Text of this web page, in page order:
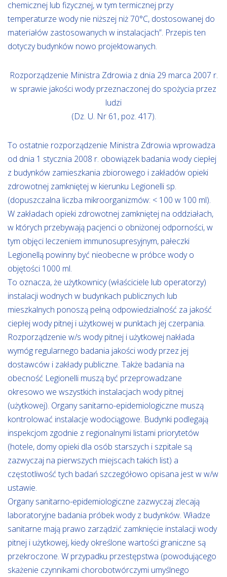
chemicznej lub fizycznej, w tym termicznej przy
temperaturze wody nie niższej niż 70°C, dostosowanej do
materiałów zastosowanych w instalacjach”. Przepis ten
dotyczy budynków nowo projektowanych.
Rozporządzenie Ministra Zdrowia z dnia 29 marca 2007 r.
w sprawie jakości wody przeznaczonej do spożycia przez
ludzi
(Dz. U. Nr 61, poz. 417).
To ostatnie rozporządzenie Ministra Zdrowia wprowadza
od dnia 1 stycznia 2008 r. obowiązek badania wody ciepłej
z budynków zamieszkania zbiorowego i zakładów opieki
zdrowotnej zamkniętej w kierunku Legionelli sp.
(dopuszczalna liczba mikroorganizmów: < 100 w 100 ml).
W zakładach opieki zdrowotnej zamkniętej na oddziałach,
w których przebywają pacjenci o obniżonej odporności, w
tym objęci leczeniem immunosupresyjnym, pałeczki
Legionellą powinny być nieobecne w próbce wody o
objętości 1000 ml.
To oznacza, że użytkownicy (właściciele lub operatorzy)
instalacji wodnych w budynkach publicznych lub
mieszkalnych ponoszą pełną odpowiedzialność za jakość
ciepłej wody pitnej i użytkowej w punktach jej czerpania.
Rozporządzenie w/s wody pitnej i użytkowej nakłada
wymóg regularnego badania jakości wody przez jej
dostawców i zakłady publiczne. Także badania na
obecność Legionelli muszą być przeprowadzane
okresowo we wszystkich instalacjach wody pitnej
(użytkowej). Organy sanitarno-epidemiologiczne muszą
kontrolować instalacje wodociągowe. Budynki podlegają
inspekcjom zgodnie z regionalnymi listami priorytetów
(hotele, domy opieki dla osób starszych i szpitale są
zazwyczaj na pierwszych miejscach takich list) a
częstotliwość tych badań szczegółowo opisana jest w w/w
ustawie.
Organy sanitarno-epidemiologiczne zazwyczaj zlecają
laboratoryjne badania próbek wody z budynków. Władze
sanitarne mają prawo zarządzić zamknięcie instalacji wody
pitnej i użytkowej, kiedy określone wartości graniczne są
przekroczone. W przypadku przestępstwa (powodującego
skażenie czynnikami chorobotwórczymi umyślnego